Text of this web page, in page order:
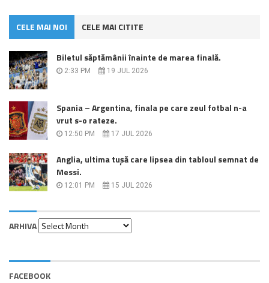
CELE MAI NOI CELE MAI CITITE
Biletul săptămânii înainte de marea finală.
2:33 PM 19 JUL 2026
Spania – Argentina, finala pe care zeul fotbal n-a
vrut s-o rateze.
12:50 PM 17 JUL 2026
Anglia, ultima tușă care lipsea din tabloul semnat de
Messi.
12:01 PM 15 JUL 2026
ARHIVA
Arhiva
FACEBOOK